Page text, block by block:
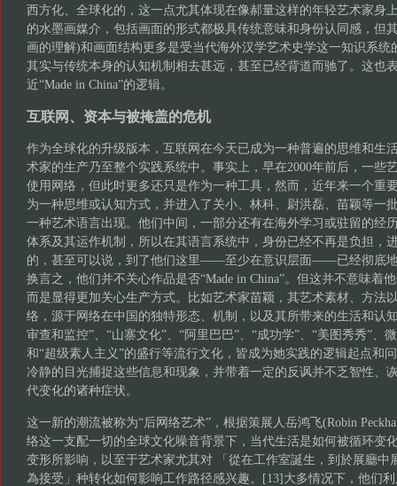
西方化、全球化的，这一点尤其体现在像郝量这样的年轻艺术家身
的水墨画媒介，包括画面的形式都极具传统意味和身份认同感，但
画的理解)和画面结构更多是受当代海外汉学艺术史学这一知识系统
其实与传统本身的认知机制相去甚远，甚至已经背道而驰了。这也
近“Made in China”的逻辑。
互联网、资本与被掩盖的危机
作为全球化的升级版本，互联网在今天已成为一种普遍的思维和生
术家的生产乃至整个实践系统中。事实上，早在2000年前后，一些
使用网络，但此时更多还只是作为一种工具，然而，近年来一个重
为一种思维或认知方式，并进入了关小、林科、尉洪磊、苗颖等一
一种艺术语言出现。他们中间，一部分还有在海外学习或驻留的经
体系及其运作机制，所以在其语言系统中，身份已经不再是负担，
的，甚至可以说，到了他们这里——至少在意识层面——已经彻底地
换言之，他们并不关心作品是否“Made in China”。但这并不意味着
而是显得更加关心生产方式。比如艺术家苗颖，其艺术素材、方法
络，源于网络在中国的独特形态、机制，以及其所带来的生活和认
审查和监控”、“山寨文化”、“阿里巴巴”、“成功学”、“美图秀秀”、
和“超级素人主义”的盛行等流行文化，皆成为她实践的逻辑起点和
冷静的目光捕捉这些信息和现象，并带着一定的反讽并不乏智性、
代变化的诸种症状。
这一新的潮流被称为“后网络艺术”，根据策展人岳鸿飞(Robin
络这一支配一切的全球文化噪音背景下，当代生活是如何被循环变
变形所影响，以至于艺术家尤其对 「從在工作室誕生，到於展廳中
為接受」种转化如何影响工作路径感兴趣。[13]大多情况下，他们